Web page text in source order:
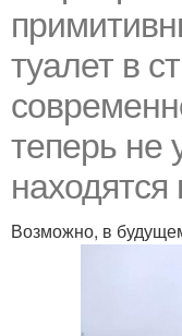
туалет в
теперь не
находятся
Возможно, в